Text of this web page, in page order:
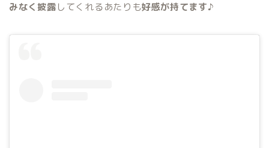
みなく披露してくれるあたりも好感が持てます♪